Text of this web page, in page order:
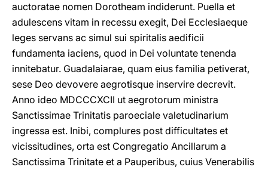
auctoratae nomen Dorotheam indiderunt. Puella et
adulescens vitam in recessu exegit, Dei Ecclesiaeque
leges servans ac simul sui spiritalis aedificii
fundamenta iaciens, quod in Dei voluntate tenenda
innitebatur. Guadalaiarae, quam eius familia petiverat,
sese Deo devovere aegrotisque inservire decrevit.
Anno ideo MDCCCXCII ut aegrotorum ministra
Sanctissimae Trinitatis paroeciale valetudinarium
ingressa est. Inibi, complures post difficultates et
vicissitudines, orta est Congregatio Ancillarum a
Sanctissima Trinitate et a Pauperibus, cuius Venerabilis